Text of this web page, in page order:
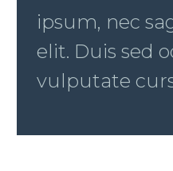
ipsum, nec
elit. Duis sed
vulputate